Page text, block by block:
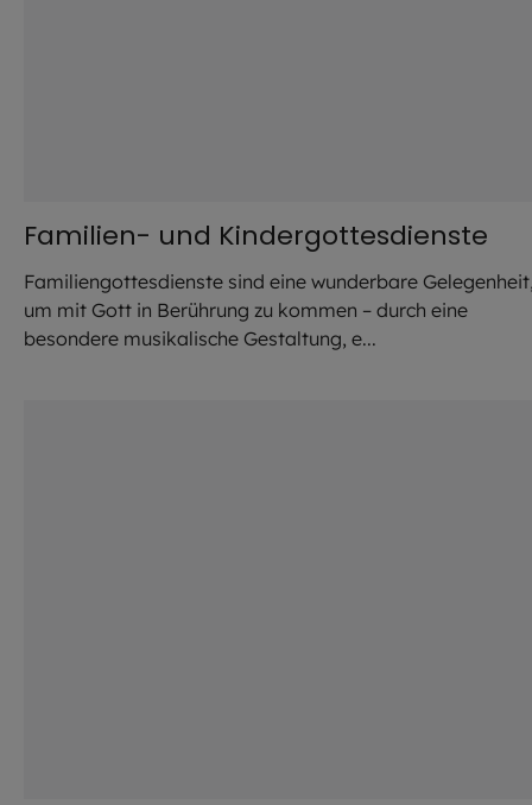
Familien- und Kindergottesdienste
Familiengottesdienste sind eine wunderbare
um mit Gott in Berührung zu kommen – durch eine
besondere musikalische Gestaltung, e...